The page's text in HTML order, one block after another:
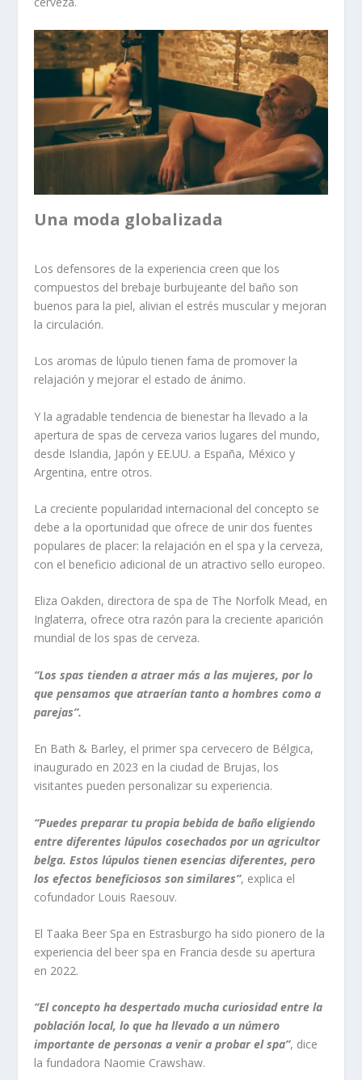
Una moda globalizada
Los defensores de la experiencia creen que los
compuestos del brebaje burbujeante del baño son
buenos para la piel, alivian el estrés muscular y mejoran
la circulación.
Los aromas de lúpulo tienen fama de promover la
relajación y mejorar el estado de ánimo.
Y la agradable tendencia de bienestar ha llevado a la
apertura de spas de cerveza varios lugares del mundo,
desde Islandia, Japón y EE.UU. a España, México y
Argentina, entre otros.
La creciente popularidad internacional del concepto se
debe a la oportunidad que ofrece de unir dos fuentes
populares de placer: la relajación en el spa y la cerveza,
con el beneficio adicional de un atractivo sello europeo.
Eliza Oakden, directora de spa de The Norfolk Mead, en
Inglaterra, ofrece otra razón para la creciente aparición
mundial de los spas de cerveza.
“Los spas tienden a atraer más a las mujeres, por lo
que pensamos que atraerían tanto a hombres como a
parejas”.
En Bath & Barley, el primer spa cervecero de Bélgica,
inaugurado en 2023 en la ciudad de Brujas, los
visitantes pueden personalizar su experiencia.
“Puedes preparar tu propia bebida de baño eligiendo
entre diferentes lúpulos cosechados por un agricultor
belga. Estos lúpulos tienen esencias diferentes, pero
los efectos beneficiosos son similares”, explica el
cofundador Louis Raesouv.
El Taaka Beer Spa en Estrasburgo ha sido pionero de la
experiencia del beer spa en Francia desde su apertura
en 2022.
“El concepto ha despertado mucha curiosidad entre la
población local, lo que ha llevado a un número
importante de personas a venir a probar el spa”, dice
la fundadora Naomie Crawshaw.